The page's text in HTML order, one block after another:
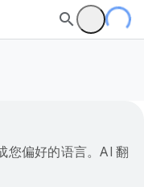
您偏好的语言。AI 翻